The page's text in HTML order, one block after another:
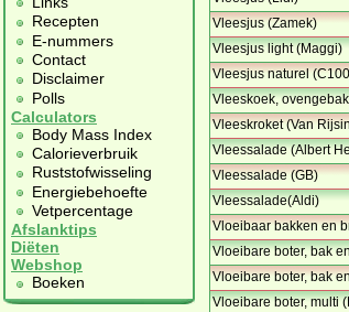
Recepten
E-nummers
Contact
Disclaimer
Polls
Calculators
Body Mass Index
Calorieverbruik
Ruststofwisseling
Energiebehoefte
Vetpercentage
Afslanktips
Diëten
Webshop
Boeken
Vleesjus (Zamek)
Vleesjus light (Maggi)
Vleesjus naturel
Vleeskoek,
Vleeskroket (Van
Vleessalade (Albert
Vleessalade (GB)
Vleessalade(Aldi)
Vloeibaar bakken en
Vloeibare boter, bak
Vloeibare boter, bak
Vloeibare boter, multi